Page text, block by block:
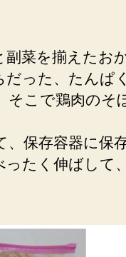
副菜を揃えたお
だった、たんぱ
そこで鶏肉のそ
保存容器に保
ったく伸ばして